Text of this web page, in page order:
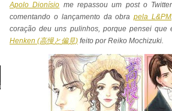
Apolo Dionísio me repassou um post o
comentando o lançamento da obrapelaL&PM
coração deu uns pulinhos, porque pensei que
Henken (高慢と偏見) feito por Reiko Mochizuki.